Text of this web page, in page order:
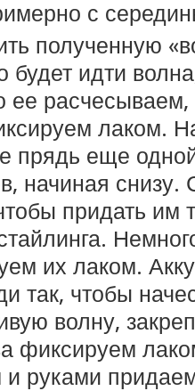
с
полученную
будет идти
ее
лаком.
прядь еще
начиная снизу.
придать им
их лаком.
так, чтобы
волну,
фиксируем
руками